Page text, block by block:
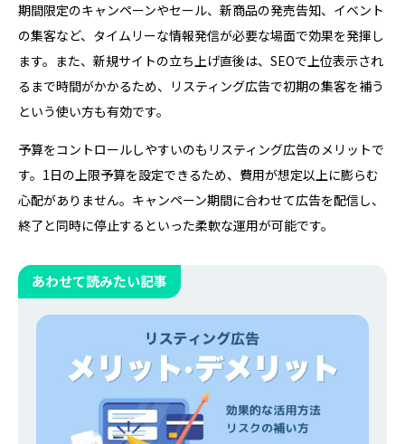
期間限定のキャンペーンやセール、新商品の発売告知、イベント
の集客など、タイムリーな情報発信が必要な場面で効果を発揮し
ます。また、新規サイトの立ち上げ直後は、SEOで上位表示され
るまで時間がかかるため、リスティング広告で初期の集客を補う
という使い方も有効です。
予算をコントロールしやすいのもリスティング広告のメリットで
す。1日の上限予算を設定できるため、費用が想定以上に膨らむ
心配がありません。キャンペーン期間に合わせて広告を配信し、
終了と同時に停止するといった柔軟な運用が可能です。
あわせて読みたい記事